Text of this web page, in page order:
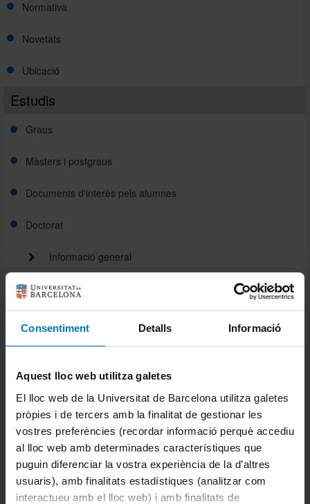
Consentiment Detalls Informació
Aquest lloc web utilitza galetes
El lloc web de la Universitat de Barcelona utilitza galetes
pròpies i de tercers amb la finalitat de gestionar les
vostres preferències (recordar informació perquè accediu
al lloc web amb determinades característiques que
puguin diferenciar la vostra experiència de la d’altres
usuaris), amb finalitats estadístiques (analitzar com
interactueu amb el lloc web) i amb finalitats de
Normativa
Novetats
Ubicació
Estudis
Graus
Màsters i postgraus
Documents d'interès pels alumnes
Doctorat
Informació general
Normativa
Presentació de tesi
Després de la lectura de la tesi
Tesis
Àrees de coneixement
Codis Unesco